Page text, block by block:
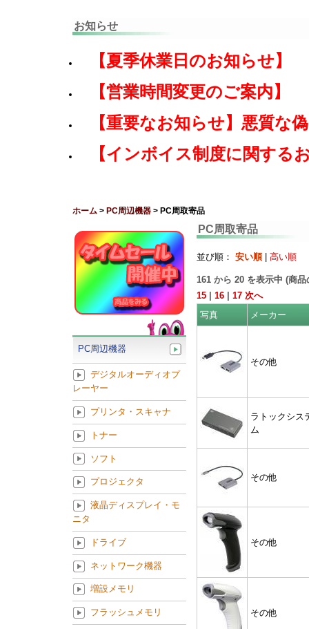
お知らせ
【夏季休業日のお知らせ】
【営業時間変更のご案内】
【重要なお知らせ】悪質な
【インボイス制度に関する
ホーム > PC周辺機器 > PC周取寄品
PC周取寄品
並び順： 安い順| 高い順
161 から 20 を表示中 (商
15
16 17 次へ
写真
メーカー
その他
ラトックシス
ム
その他
その他
その他
PC周辺機器
デジタルオーディオプ
レーヤー
プリンタ・スキャナ
トナー
ソフト
プロジェクタ
液晶ディスプレイ・モ
ニタ
ドライブ
ネットワーク機器
増設メモリ
フラッシュメモリ